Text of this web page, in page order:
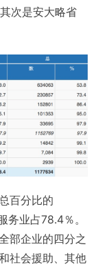
次是安大略省
百分比的
务业占78.4％。
部企业的四分之
社会援助、其他